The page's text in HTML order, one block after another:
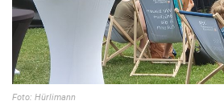
Foto: Hürlimann